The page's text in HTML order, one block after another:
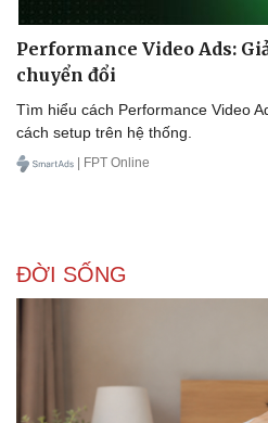
Performance Video Ads:
chuyển đổi
Tìm hiểu cách Performance Video
cách setup trên hệ thống.
| FPT Online
ĐỜI SỐNG